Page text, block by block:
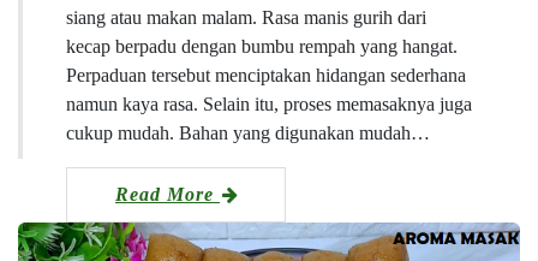
siang atau makan malam. Rasa manis gurih dari
kecap berpadu dengan bumbu rempah yang hangat.
Perpaduan tersebut menciptakan hidangan sederhana
namun kaya rasa. Selain itu, proses memasaknya juga
cukup mudah. Bahan yang digunakan mudah…
Read More